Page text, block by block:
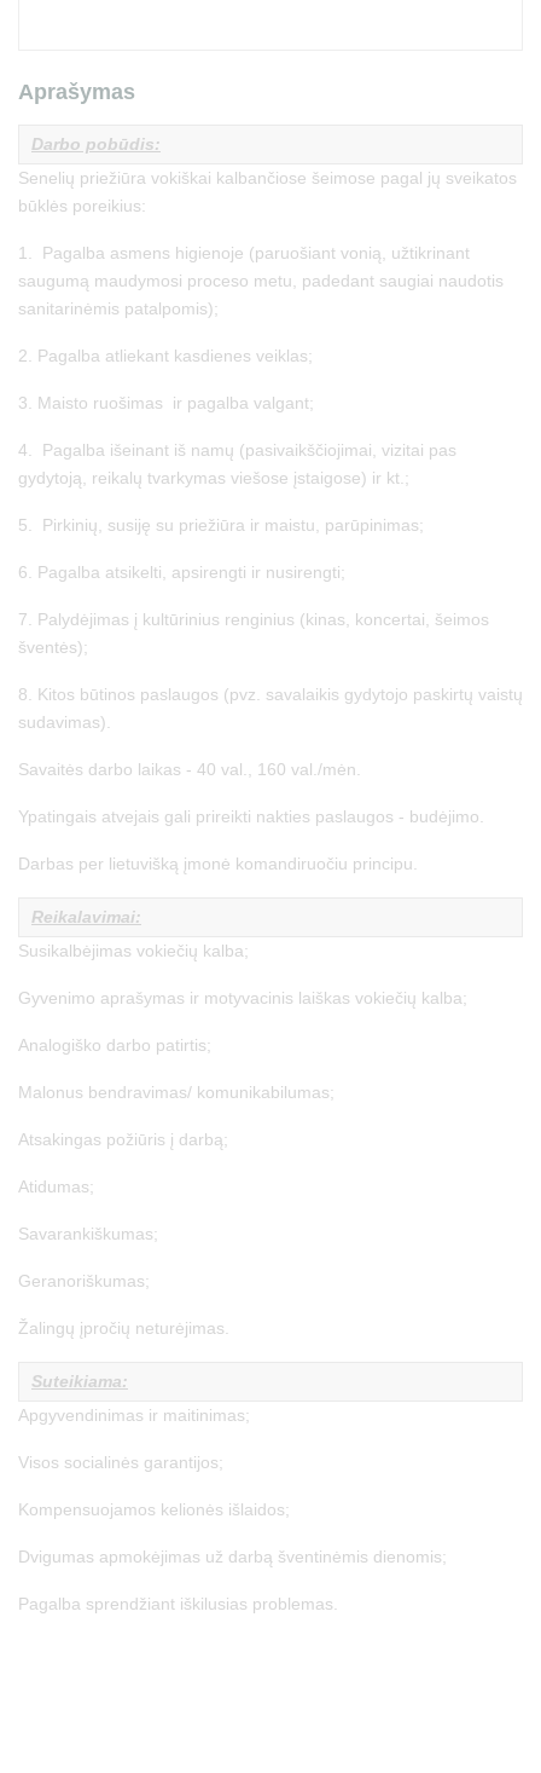
Aprašymas
Darbo pobūdis:
Senelių priežiūra vokiškai kalbančiose šeimose pagal jų sveikatos
būklės poreikius:
1. Pagalba asmens higienoje (paruošiant vonią, užtikrinant
saugumą maudymosi proceso metu, padedant saugiai naudotis
sanitarinėmis patalpomis);
2. Pagalba atliekant kasdienes veiklas;
3. Maisto ruošimas ir pagalba valgant;
4. Pagalba išeinant iš namų (pasivaikščiojimai, vizitai pas
gydytoją, reikalų tvarkymas viešose įstaigose) ir kt.;
5. Pirkinių, susiję su priežiūra ir maistu, parūpinimas;
6. Pagalba atsikelti, apsirengti ir nusirengti;
7. Palydėjimas į kultūrinius renginius (kinas, koncertai, šeimos
šventės);
8. Kitos būtinos paslaugos (pvz. savalaikis gydytojo paskirtų vaistų
sudavimas).
Savaitės darbo laikas - 40 val., 160 val./mėn.
Ypatingais atvejais gali prireikti nakties paslaugos - budėjimo.
Darbas per lietuvišką įmonė komandiruočiu principu.
Reikalavimai:
Susikalbėjimas vokiečių kalba;
Gyvenimo aprašymas ir motyvacinis laiškas vokiečių kalba;
Analogiško darbo patirtis;
Malonus bendravimas/ komunikabilumas;
Atsakingas požiūris į darbą;
Atidumas;
Savarankiškumas;
Geranoriškumas;
Žalingų įpročių neturėjimas.
Suteikiama:
Apgyvendinimas ir maitinimas;
Visos socialinės garantijos;
Kompensuojamos kelionės išlaidos;
Dvigumas apmokėjimas už darbą šventinėmis dienomis;
Pagalba sprendžiant iškilusias problemas.